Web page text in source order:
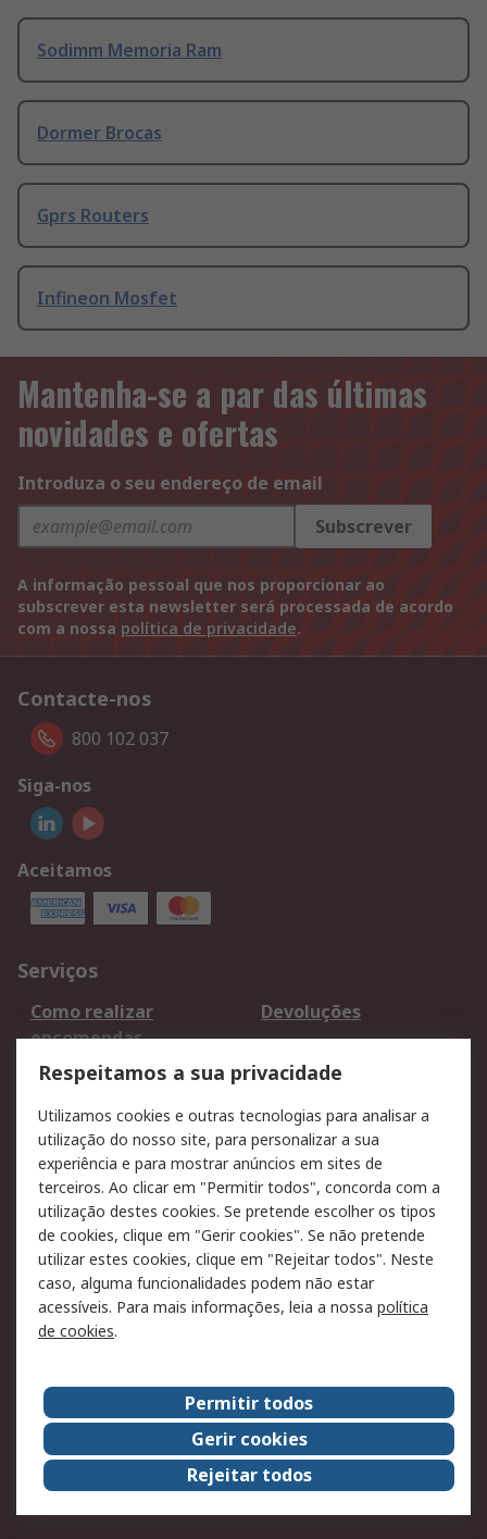
Sodimm Memoria Ram
Dormer Brocas
Gprs Routers
Infineon Mosfet
Mantenha-se a par das últimas
novidades e ofertas
Introduza o seu endereço de email
Subscrever
A informação pessoal que nos proporcionar ao
subscrever esta newsletter será processada de acordo
com a nossa política de privacidade.
Contacte-nos
800 102 037
Siga-nos
Aceitamos
Serviços
Como realizar
encomendas
Devoluções
Formas de entrega
Qualidade e ambiente
Pagamento e
faturação
Legal
Aviso legal
Política de cookies
Política de privacidade
- Atualizada
Segurança de emails
Condições de venda
Sobre a RS
A RS no mundo
RS Group
Sobre a RS
Trabalhar na RS
ESG
Respeitamos a sua privacidade
Utilizamos cookies e outras tecnologias para analisar a
utilização do nosso site, para personalizar a sua
experiência e para mostrar anúncios em sites de
terceiros. Ao clicar em "Permitir todos", concorda com a
utilização destes cookies. Se pretende escolher os tipos
de cookies, clique em "Gerir cookies". Se não pretende
utilizar estes cookies, clique em "Rejeitar todos". Neste
caso, alguma funcionalidades podem não estar
acessíveis. Para mais informações, leia a nossa política
de cookies.
Permitir todos
Gerir cookies
Rejeitar todos